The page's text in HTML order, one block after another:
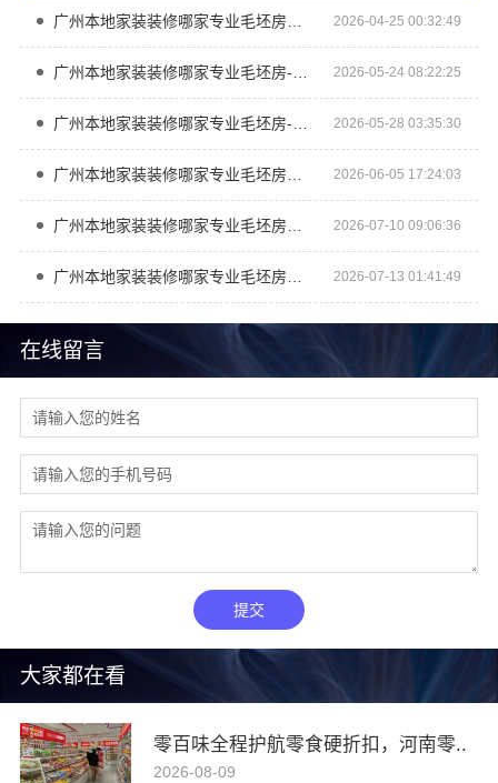
大家都在看
零百味全程护航零食硬折扣，河南零..
2026-08-09
在线留言
提交
广州本地家装装修哪家专业毛坯房？精匠饰家（广州）家居建材 2026-04-25 00:32:49
广州本地家装装修哪家专业毛坯房-精匠饰家 2026-05-24 08:22:25
广州本地家装装修哪家专业毛坯房-精匠饰家 2026-05-28 03:35:30
广州本地家装装修哪家专业毛坯房？精匠饰家一站式服务 2026-06-05 17:24:03
广州本地家装装修哪家专业毛坯房？精匠饰家推荐 2026-07-10 09:06:36
广州本地家装装修哪家专业毛坯房？精匠饰家 2026-07-13 01:41:49